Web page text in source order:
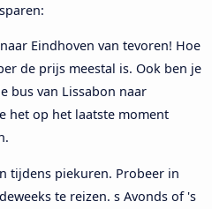
Eindhoven van tevoren! Hoe
de prijs meestal is. Ook ben je
bus van Lissabon naar
het op het laatste moment
tijdens piekuren. Probeer in
te reizen. s Avonds of 's